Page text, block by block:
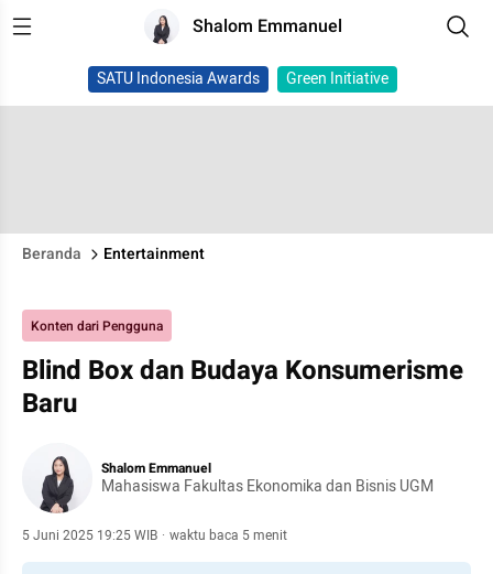
Shalom Emmanuel
SATU Indonesia Awards Green Initiative
Beranda Entertainment
Konten dari Pengguna
Blind Box dan Budaya Konsumerisme
Baru
Shalom Emmanuel
Mahasiswa Fakultas Ekonomika dan Bisnis UGM
5 Juni 2025 19:25 WIB · waktu baca 5 menit